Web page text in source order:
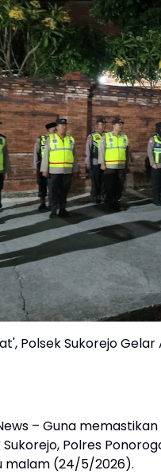
Polsek Sukorejo
– Guna
Sukorejo, Polres
malam (24/5/2026).